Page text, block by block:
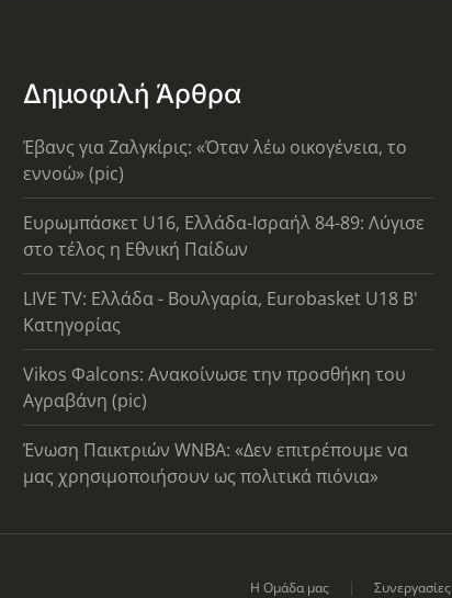
Δημοφιλή Άρθρα
Έβανς για Ζαλγκίρις: «Όταν λέω οικογένεια, το
εννοώ» (pic)
Ευρωμπάσκετ U16, Ελλάδα-Ισραήλ 84-89: Λύγισε
στο τέλος η Εθνική Παίδων
LIVE TV: Ελλάδα - Βουλγαρία, Eurobasket U18 Β'
Κατηγορίας
Vikos Φalcons: Ανακοίνωσε την προσθήκη του
Αγραβάνη (pic)
Ένωση Παικτριών WNBA: «Δεν επιτρέπουμε να
μας χρησιμοποιήσουν ως πολιτικά πιόνια»
Η Ομάδα μας Συνεργασίες